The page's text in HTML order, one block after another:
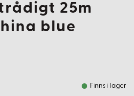
25m
blue
Finns i lager